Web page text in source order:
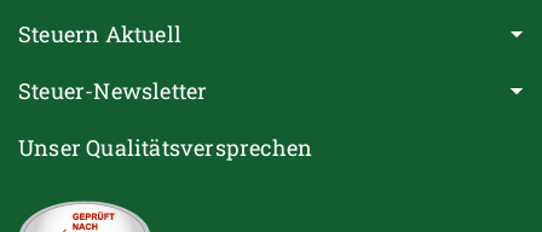
Steuern Aktuell
Steuer-Newsletter
Unser Qualitätsversprechen